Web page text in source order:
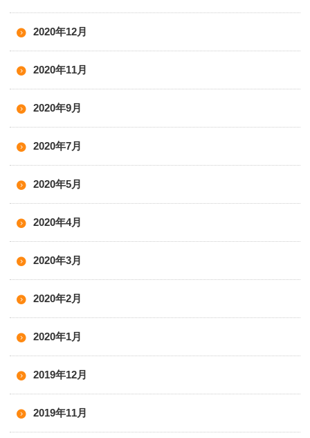
2020年12月
2020年11月
2020年9月
2020年7月
2020年5月
2020年4月
2020年3月
2020年2月
2020年1月
2019年12月
2019年11月